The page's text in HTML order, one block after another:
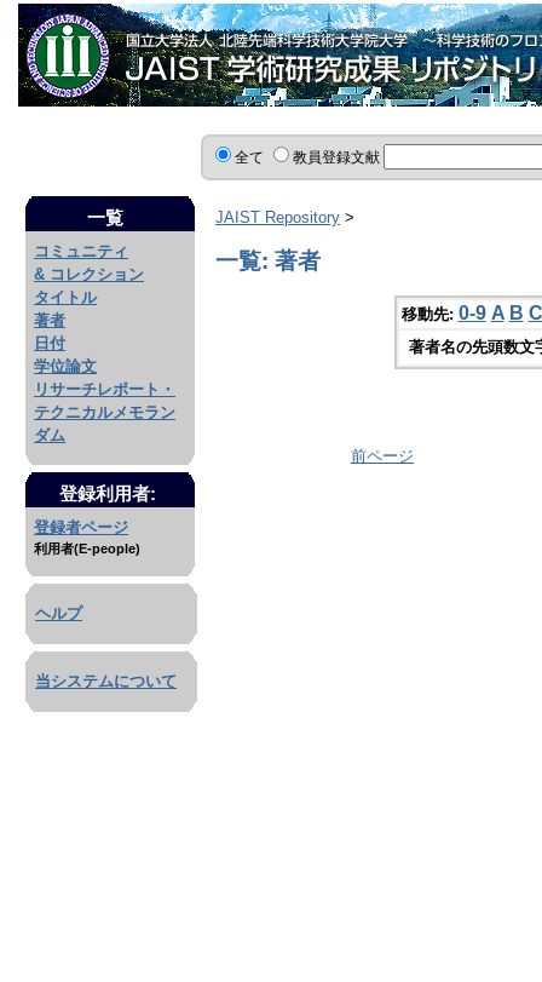
全て 教員登録文献
一覧
コミュニティ
& コレクション
タイトル
著者
日付
学位論文
リサーチレポート・
テクニカルメモラン
ダム
登録利用者:
登録者ページ
利用者(E-people)
ヘルプ
当システムについて
JAIST Repository >
一覧: 著者
移動先: 0-9 A B C
著者名の先頭数
前ページ